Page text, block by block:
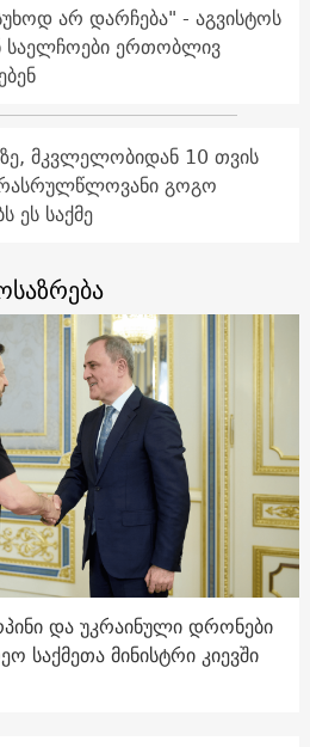
არ დარჩება" - აგვისტოს
საელჩოები ერთობლივ
მკვლელობიდან 10 თვის
გოგო
ეს საქმე
და უკრაინული დრონები
საქმეთა მინისტრი კიევში